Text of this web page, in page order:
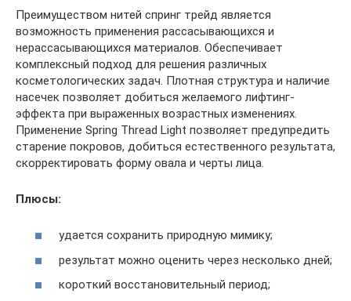
Преимуществом нитей спринг трейд является
возможность применения рассасывающихся и
нерассасывающихся материалов. Обеспечивает
комплексный подход для решения различных
косметологических задач. Плотная структура и наличие
насечек позволяет добиться желаемого лифтинг-
эффекта при выраженных возрастных изменениях.
Применение Spring Thread Light позволяет предупредить
старение покровов, добиться естественного результата,
скорректировать форму овала и черты лица.
Плюсы:
удается сохранить природную мимику;
результат можно оценить через несколько дней;
короткий восстановительный период;